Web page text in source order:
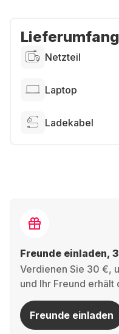
Lieferumfang
Netzteil
Laptop
Ladekabel
Freunde einladen,
Verdienen Sie 30 €,
und Ihr Freund
Freunde einladen